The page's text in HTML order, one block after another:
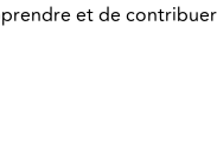
et de contribuer